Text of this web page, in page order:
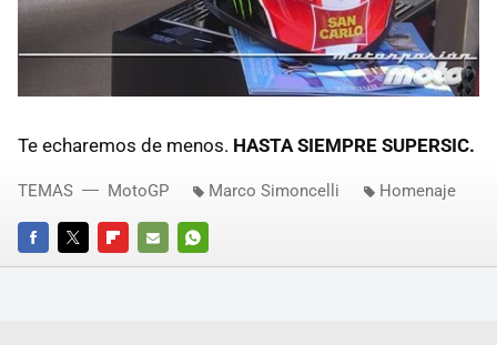
Te echaremos de menos. HASTA SIEMPRE SUPERSIC.
FACEBOOKTWITTERFLIPBOARD
E-
WHATSAPP
TEMAS MotoGP Marco Simoncelli Homenaje